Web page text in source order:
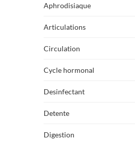
Aphrodisiaque
Articulations
Circulation
Cycle hormonal
Desinfectant
Detente
Digestion